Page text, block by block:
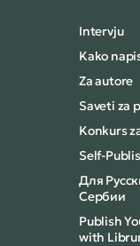
Intervju
Kako
Za autore
Saveti za
Konkurs
Self-
Для
Сербии
Publish
with